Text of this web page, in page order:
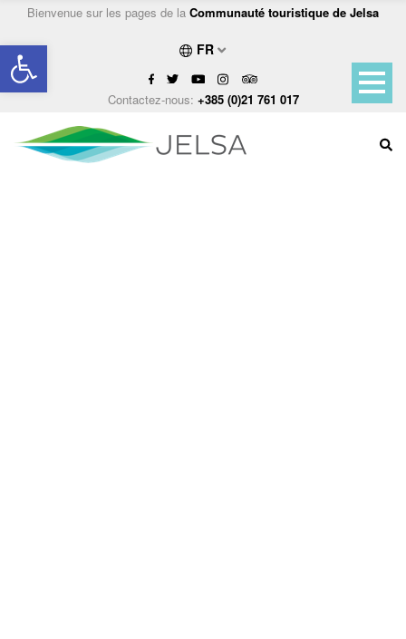
Ouvrir la barre d’outils
Bienvenue sur les pages de la Communauté touristique de Jelsa
FR
Contactez-nous: +385 (0)21 761 017